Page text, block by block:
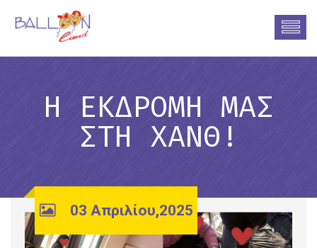
H ΕΚΔΡΟΜΉ ΜΑΣ
ΣΤΗ ΧΑΝΘ!
03 Απριλίου,2025